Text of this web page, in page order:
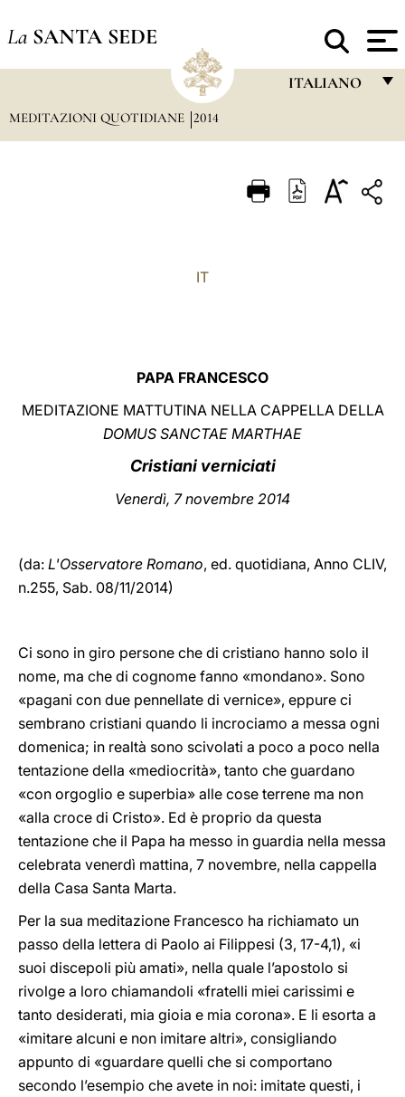
La SANTA SEDE
ITALIANO
ITALIANO
中文
LATINE
MEDITAZIONI QUOTIDIANE 2014
IT
PAPA FRANCESCO
MEDITAZIONE MATTUTINA NELLA CAPPELLA DELLA
DOMUS SANCTAE MARTHAE
Cristiani verniciati
Venerdì, 7 novembre 2014
(da: L'Osservatore Romano, ed. quotidiana, Anno CLIV,
n.255, Sab. 08/11/2014)
Ci sono in giro persone che di cristiano hanno solo il
nome, ma che di cognome fanno «mondano». Sono
«pagani con due pennellate di vernice», eppure ci
sembrano cristiani quando li incrociamo a messa ogni
domenica; in realtà sono scivolati a poco a poco nella
tentazione della «mediocrità», tanto che guardano
«con orgoglio e superbia» alle cose terrene ma non
«alla croce di Cristo». Ed è proprio da questa
tentazione che il Papa ha messo in guardia nella messa
celebrata venerdì mattina, 7 novembre, nella cappella
della Casa Santa Marta.
Per la sua meditazione Francesco ha richiamato un
passo della lettera di Paolo ai Filippesi (3, 17-4,1), «i
suoi discepoli più amati», nella quale l’apostolo si
rivolge a loro chiamandoli «fratelli miei carissimi e
tanto desiderati, mia gioia e mia corona». E li esorta a
«imitare alcuni e non imitare altri», consigliando
appunto di «guardare quelli che si comportano
secondo l’esempio che avete in noi: imitate questi, i